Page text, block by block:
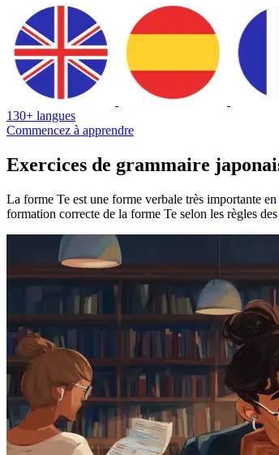
130+ langues
Commencez à apprendre
Exercices de grammaire
La forme Te est une forme verbale très importante en
formation correcte de la forme Te selon les règles